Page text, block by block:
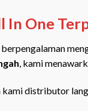
In One
, kami
distributor